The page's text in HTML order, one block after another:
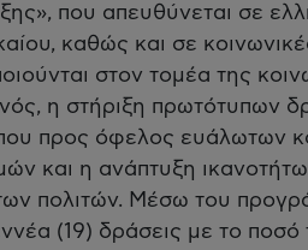
που απευθύνεται σε
καθώς και σε
στον τομέα της
η στήριξη πρωτότυπων
προς όφελος ευάλωτων
και η ανάπτυξη
πολιτών. Μέσω του
(19) δράσεις με το ποσό